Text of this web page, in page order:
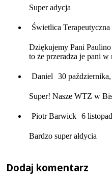
Super adycja
Świetlica
Dziękujemy Pani
to że przeradza je pani
Daniel 30
Super! Nasze WTZ w
Piotr Barwick 6
Bardzo super ałdycia
Dodaj komentarz